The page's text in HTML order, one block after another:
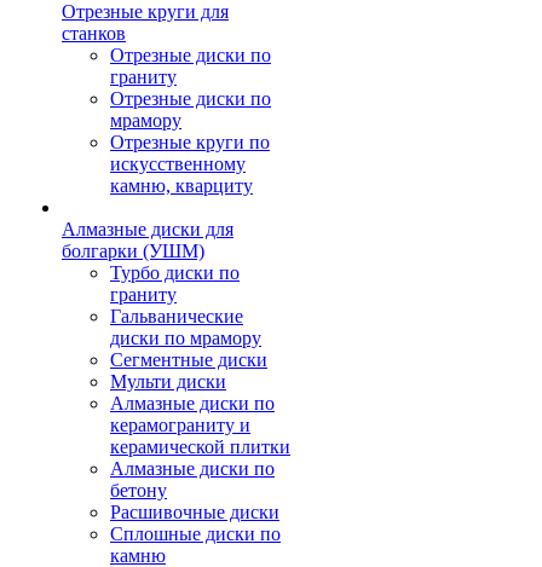
Отрезные круги для
станков
Отрезные диски по
граниту
Отрезные диски по
мрамору
Отрезные круги по
искусственному
камню, кварциту
Алмазные диски для
болгарки (УШМ)
Турбо диски по
граниту
Гальванические
диски по мрамору
Сегментные диски
Мульти диски
Алмазные диски по
керамограниту и
керамической плитки
Алмазные диски по
бетону
Расшивочные диски
Сплошные диски по
камню